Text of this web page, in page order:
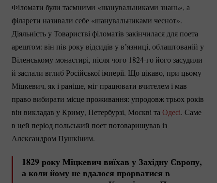
Філомати були таємними «шанувальниками знань», а
філарети називали себе «шанувальниками чеснот».
Діяльність у Товаристві філоматів закінчилася для поета
арештом: він пів року відсидів у вʼязниці, облаштованій у
Віленському монастирі, після чого 1824-гойого засудили
й заслали вглиб Російської імперії. Що цікаво, при цьому
Міцкевич, як і раніше, міг працювати вчителем і мав
право вибирати місце проживання: упродовж трьох років
він викладав у Криму, Петербурзі, Москві та Одесі. Саме
в цей період польський поет потоваришував із
Алєксандром Пушкіним.
1829 року Міцкевич виїхав у Західну Європу,
а коли йому не вдалося прорватися в